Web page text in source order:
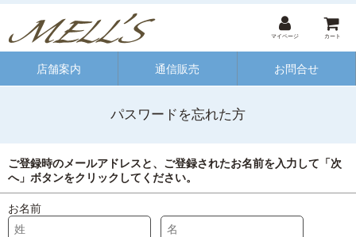
マイページ カート
店舗案内 通信販売 お問合せ
パスワードを忘れた方
ご登録時のメールアドレスと、ご登録されたお名前を入力して「次
へ」ボタンをクリックしてください。
お名前